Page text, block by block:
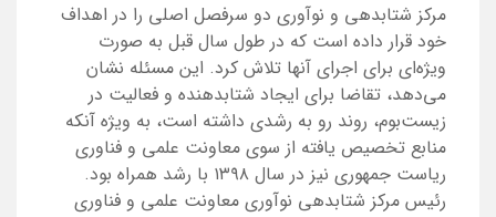
مرکز شتابدهی و نوآوری دو سرفصل اصلی را در اهداف
خود قرار داده است که در طول سال قبل به صورت
ویژه‌ای برای اجرای آنها تلاش کرد. این مسئله نشان
می‌دهد، تقاضا برای ایجاد شتابدهنده و فعالیت در
زیست‌بوم، روند رو به رشدی داشته است، به ویژه آنکه
منابع تخصیص یافته از سوی معاونت علمی و فناوری
ریاست جمهوری نیز در سال ۱۳۹۸ با رشد همراه بود.
رئیس مرکز شتابدهی نوآوری معاونت علمی و فناوری